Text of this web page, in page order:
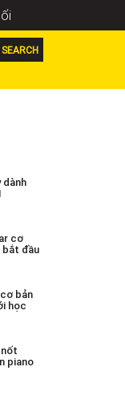
SEARCH
dành
cơ
bắt đầu
bản
học
piano